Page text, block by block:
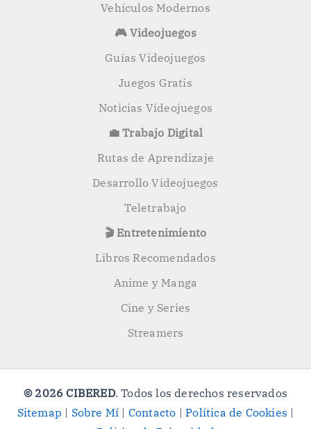
Vehículos Modernos
🎮 Videojuegos
Guías Videojuegos
Juegos Gratis
Noticias Videojuegos
💼 Trabajo Digital
Rutas de Aprendizaje
Desarrollo Videojuegos
Teletrabajo
🎬 Entretenimiento
Libros Recomendados
Anime y Manga
Cine y Series
Streamers
© 2026 CIBERED. Todos los derechos reservados
Sitemap | Sobre Mí | Contacto |Política de Cookies |